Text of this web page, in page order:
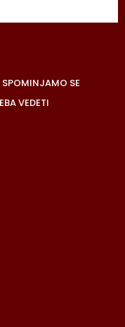
SPOMINJAMO SE
VEDETI